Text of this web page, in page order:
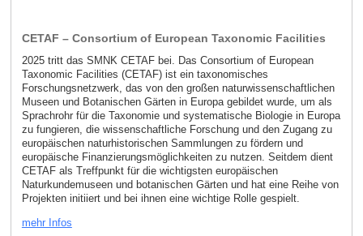
CETAF – Consortium of European Taxonomic Facilities
2025 tritt das SMNK CETAF bei. Das Consortium of European
Taxonomic Facilities (CETAF) ist ein taxonomisches
Forschungsnetzwerk, das von den großen naturwissenschaftlichen
Museen und Botanischen Gärten in Europa gebildet wurde, um als
Sprachrohr für die Taxonomie und systematische Biologie in Europa
zu fungieren, die wissenschaftliche Forschung und den Zugang zu
europäischen naturhistorischen Sammlungen zu fördern und
europäische Finanzierungsmöglichkeiten zu nutzen. Seitdem dient
CETAF als Treffpunkt für die wichtigsten europäischen
Naturkundemuseen und botanischen Gärten und hat eine Reihe von
Projekten initiiert und bei ihnen eine wichtige Rolle gespielt.
mehr Infos